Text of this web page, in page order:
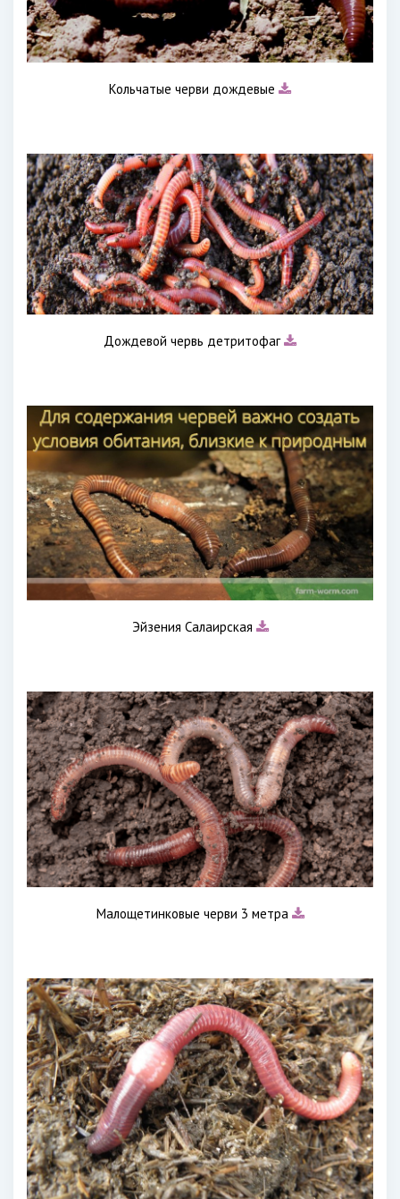
Кольчатые черви дождевые
Дождевой червь детритофаг
Эйзения Салаирская
Малощетинковые черви 3 метра